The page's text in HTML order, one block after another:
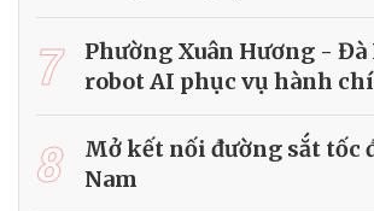
7
Phường Xuân Hương - Đà
robot AI phục vụ hành
8
Mở kết nối đường sắt tốc
Nam